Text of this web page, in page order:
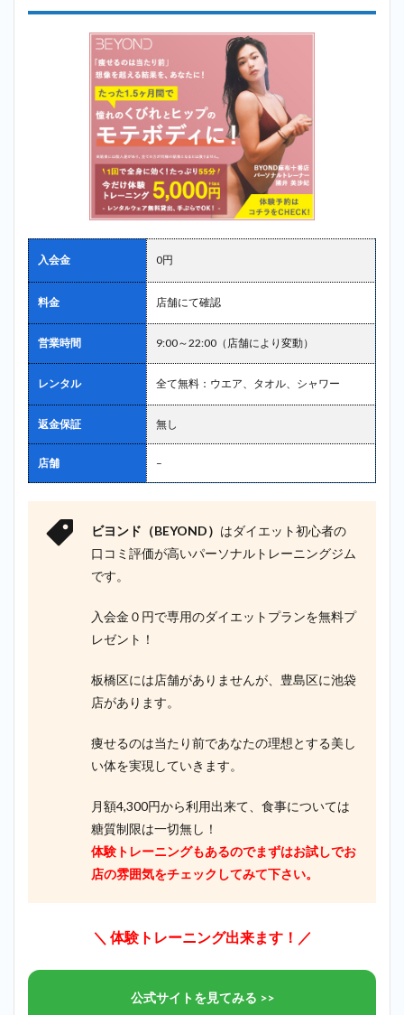
入会金 0円
料金 店舗にて確認
営業時間 9:00～22:00（店舗により変動）
レンタル 全て無料：ウエア、タオル、シャワー
返金保証 無し
店舗 –
ビヨンド（BEYOND） はダイエット初心者の
口コミ評価が高いパーソナルトレーニングジム
です。
入会金０円で専用のダイエットプランを無料プ
レゼント！
板橋区には店舗がありませんが、豊島区に池袋
店があります。
痩せるのは当たり前であなたの理想とする美し
い体を実現していきます。
月額4,300円から利用出来て、食事については
糖質制限は一切無し！
体験トレーニングもあるのでまずはお試しでお
店の雰囲気をチェックしてみて下さい。
＼ 体験トレーニング出来ます！／
公式サイトを見てみる >>